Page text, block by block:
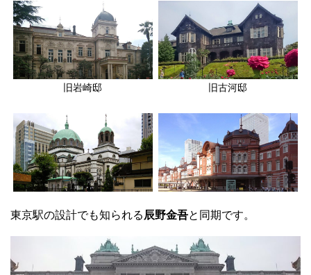
旧岩崎邸 旧古河邸
東京駅の設計でも知られる 辰野金吾と同期です。